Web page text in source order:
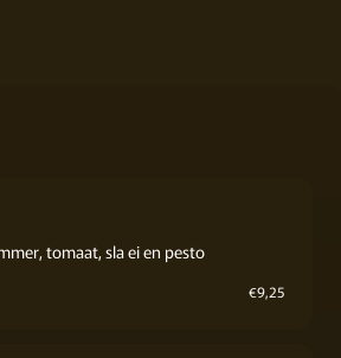
tomaat, sla ei en pesto
€9,25